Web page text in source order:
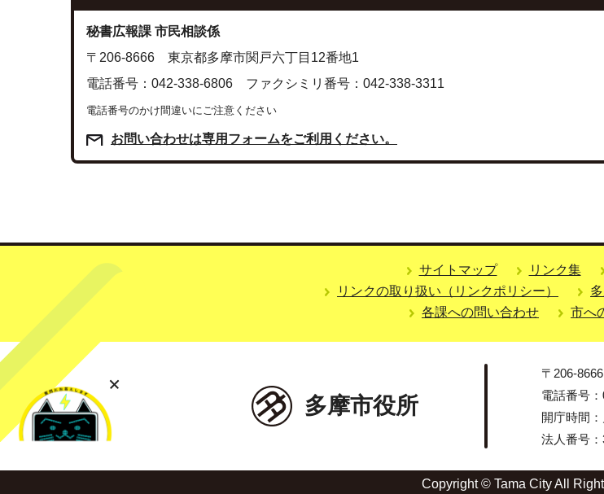
秘書広報課 市民相談係
〒206-8666 東京都多摩市関戸六丁目12番地1
電話番号：042-338-6806 ファクシミリ番号：042-338-3311
電話番号のかけ間違いにご注意ください
お問い合わせは専用フォームをご利用ください。
サイトマップ リンク集
リンクの取り扱い（リンクポリシー）
各課への問い合わせ
市へ
多摩市役所
〒206-
電話番号
開庁時間
法人番号
Copyright © Tama City All